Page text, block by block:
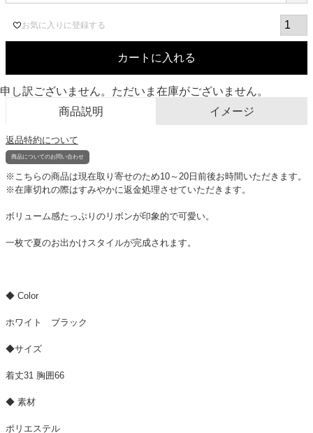
お気に入りに登録する
カートに入れる
申し訳ございません。ただいま在庫がございません。
商品説明
イメージ
返品特約について
商品についてのお問い合わせ
※こちらの商品は現在取り寄せのため10～20日前後お時間いただきます。
※在庫切れの際はすみやかに返金処理させていただきます。
ボリューム感たっぷりのリボンが印象的で可愛い。
一枚で夏のお出かけスタイルが完成されます。
◆ Color
ホワイト ブラック
◆サイズ
着丈31 胸囲66
◆ 素材
ポリエステル